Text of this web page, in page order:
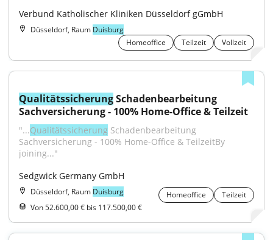
Verbund Katholischer Kliniken Düsseldorf gGmbH
Düsseldorf, Raum Duisburg
Homeoffice
Teilzeit Vollzeit
Qualitätssicherung Schadenbearbeitung
Sachversicherung - 100% Home-Office & Teilzeit
"...Qualitätssicherung Schadenbearbeitung
Sachversicherung - 100% Home-Office & TeilzeitBy
joining..."
Sedgwick Germany GmbH
Düsseldorf, Raum Duisburg Homeoffice
Teilzeit
Von 52.600,00 € bis 117.500,00 €